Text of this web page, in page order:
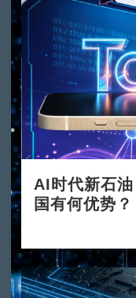
AI时代新石
国有何优势